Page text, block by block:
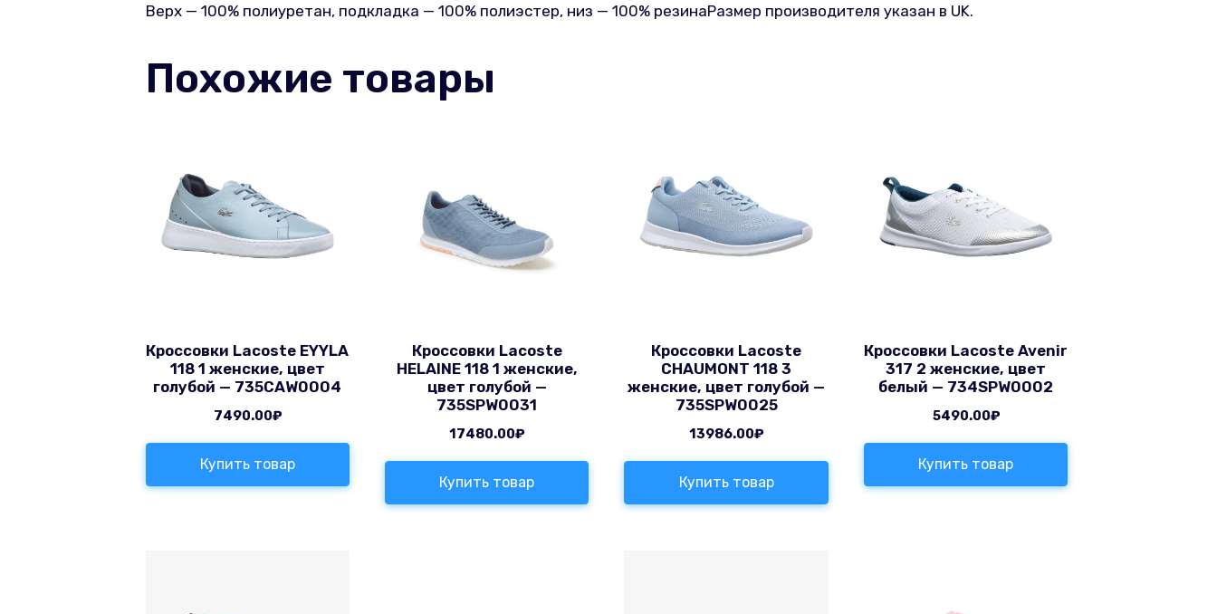
Верх — 100% полиуретан, подкладка — 100% полиэстер, низ — 100% резинаРазмер производителя указан в UK.
Похожие товары
Кроссовки Lacoste EYYLA
118 1 женские, цвет
голубой — 735CAW0004
7490.00₽
Купить товар
Кроссовки Lacoste
HELAINE 118 1 женские,
цвет голубой —
735SPW0031
17480.00₽
Купить товар
Кроссовки Lacoste
CHAUMONT 118 3
женские, цвет голубой —
735SPW0025
13986.00₽
Купить товар
Кроссовки Lacoste Avenir
317 2 женские, цвет
белый — 734SPW0002
5490.00₽
Купить товар